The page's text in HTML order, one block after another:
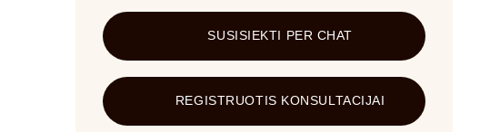
SUSISIEKTI PER CHAT
REGISTRUOTIS KONSULTACIJAI